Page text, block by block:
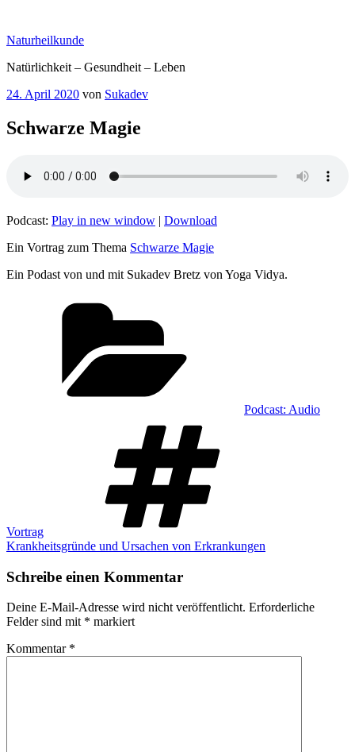
springen
Naturheilkunde
Natürlichkeit – Gesundheit – Leben
Veröffentlicht
24. April 2020 von Sukadev
Schwarze Magie
Podcast: Play in new window | Download
Ein Vortrag zum Thema Schwarze Magie
Ein Podast von und mit Sukadev Bretz von Yoga Vidya.
Podcast: Audio
Vortrag
Krankheitsgründe und Ursachen von Erkrankungen
Schreibe einen Kommentar
Deine E-Mail-Adresse wird nicht veröffentlicht. Erforderliche
Felder sind mit * markiert
Kommentar *